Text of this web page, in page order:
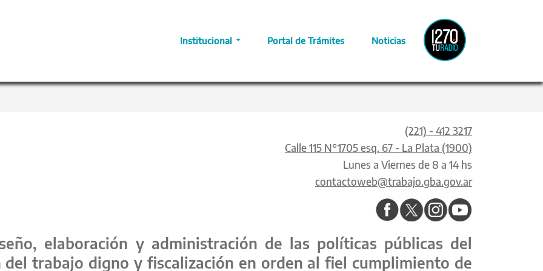
Institucional Portal de Trámites Noticias
Radio
Provincia
(221) - 412 3217
Calle 115 N°1705 esq. 67 - La Plata (1900)
Lunes a Viernes de 8 a 14 hs
contactoweb@trabajo.gba.gov.ar
elaboración y administración de las políticas públicas del
trabajo digno y fiscalización en orden al fiel cumplimiento de